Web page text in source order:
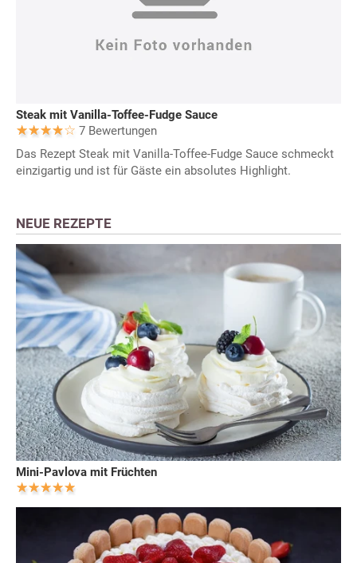
Steak mit Vanilla-Toffee-Fudge Sauce
7 Bewertungen
Das Rezept Steak mit Vanilla-Toffee-Fudge Sauce schmeckt
einzigartig und ist für Gäste ein absolutes Highlight.
NEUE REZEPTE
Mini-Pavlova mit Früchten